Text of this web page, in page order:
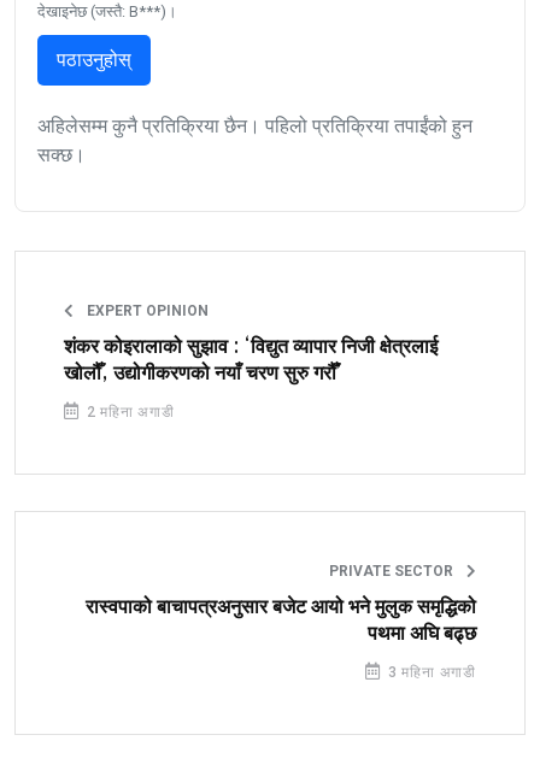
देखाइनेछ (जस्तै: B***)।
पठाउनुहोस्
अहिलेसम्म कुनै प्रतिक्रिया छैन। पहिलो प्रतिक्रिया तपाईंको हुन
सक्छ।
EXPERT OPINION
शंकर कोइरालाको सुझाव : ‘विद्युत व्यापार निजी क्षेत्रलाई
खोलौँ, उद्योगीकरणको नयाँ चरण सुरु गरौँ’
2 महिना अगाडी
PRIVATE SECTOR
रास्वपाको बाचापत्रअनुसार बजेट आयो भने मुलुक समृद्धिको
पथमा अघि बढ्छ
3 महिना अगाडी